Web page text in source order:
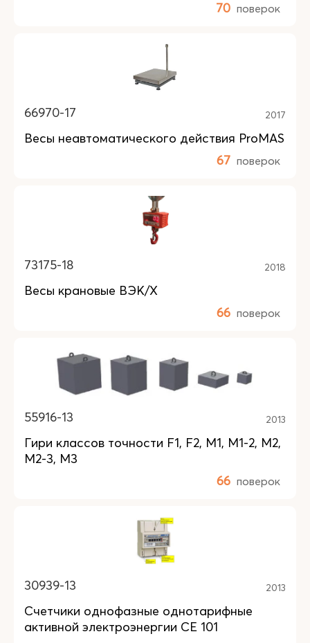
70 поверок
66970-17 2017
Весы неавтоматического действия ProMAS
67 поверок
73175-18 2018
Весы крановые ВЭК/Х
66 поверок
55916-13 2013
Гири классов точности F1, F2, M1, M1-2, M2,
M2-3, М3
66 поверок
30939-13 2013
Счетчики однофазные однотарифные
активной электроэнергии СЕ 101